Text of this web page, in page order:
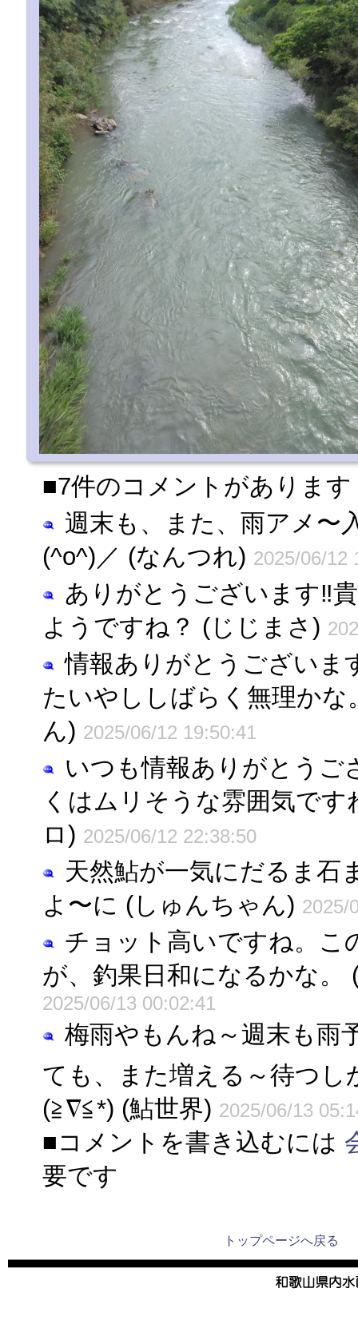
■7件のコメントがあります
週末も、また、雨アメ〜
(^o^)／ (なんつれ) 2025/06/12
ありがとうございます‼️
ようですね？ (じじまさ)
情報ありがとうございま
たいやししばらく無理かな
ん) 2025/06/12 19:50:41
いつも情報ありがとうご
くはムリそうな雰囲気です
ロ) 2025/06/12 22:38:50
天然鮎が一気にだるま石
よ〜に (しゅんちゃん) 2025/
チョット高いですね。こ
が、釣果日和になるかな。
2025/06/13 00:02:41
梅雨やもんね～週末も雨
ても、また増える～待つし
(≧∇≦*) (鮎世界) 2025/06/13
■コメントを書き込むには
要です
トップページへ戻る